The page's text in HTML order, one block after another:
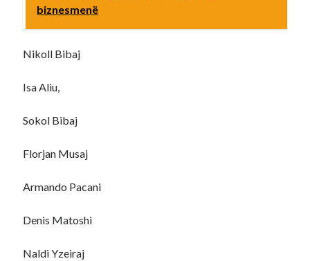
biznesmenë
Nikoll Bibaj
⁠Isa Aliu,
⁠Sokol Bibaj
⁠Florjan Musaj
⁠Armando Pacani
⁠Denis Matoshi
⁠Naldi Yzeiraj